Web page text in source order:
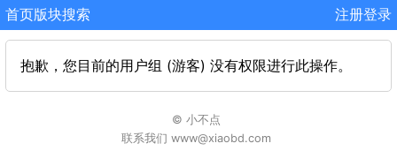
首页版块搜索 注册登录
抱歉，您目前的用户组 (游客) 没有权限进行此操作。
© 小不点
联系我们 www@xiaobd.com